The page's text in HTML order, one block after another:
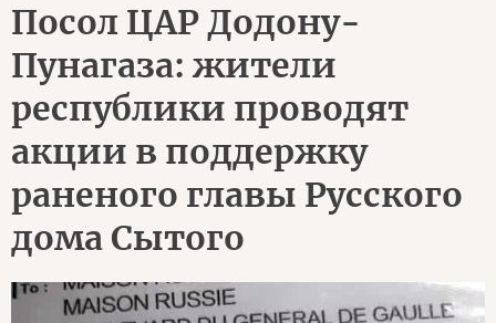
Посол ЦАР Додону-
Пунагаза: жители
республики проводят
акции в поддержку
раненого главы Русского
дома Сытого